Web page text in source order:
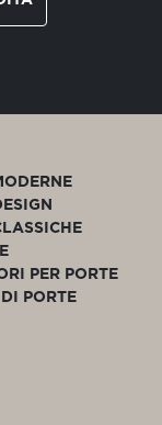
PER PORTE
PORTE